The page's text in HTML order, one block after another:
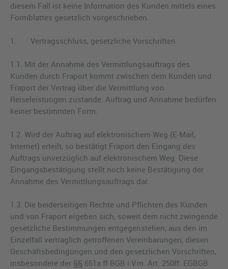
diesem Fall ist keine Information des Kunden mittels eines
Formblattes gesetzlich vorgeschrieben.
1. Vertragsschluss, gesetzliche Vorschriften
1.1. Mit der Annahme des Vermittlungsauftrags des
Kunden durch Fraport kommt zwischen dem Kunden und
Fraport der Vertrag über die Vermittlung von
Reiseleistungen zu­stande. Auftrag und Annahme bedürfen
keiner bestimmten Form.
1.2. Wird der Auftrag auf elektronischem Weg (E-Mail,
Internet) erteilt, so bestätigt Fraport den Eingang des
Auftrags unverzüglich auf elektronischem Weg. Diese
Eingangsbestätigung stellt noch keine Bestätigung der
Annahme des Vermittlungsauftrags dar.
1.3. Die beiderseitigen Rechte und Pflichten des Kunden
und von Fraport ergeben sich, soweit dem nicht zwingende
gesetzliche Bestimmungen entgegenstehen, aus den im
Einzelfall vertraglich getroffenen Vereinbarungen, diesen
Geschäftsbedingungen und den gesetzlichen Vorschriften,
insbesondere der §§ 651a ff BGB i.V.m. Art. 250ff. EGBGB